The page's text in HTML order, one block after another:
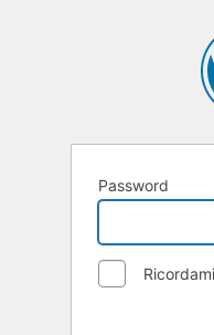
Password
Ricordami